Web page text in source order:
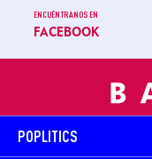
ENCUÉNTRANOS EN
FACEBOOK
POPLITICS